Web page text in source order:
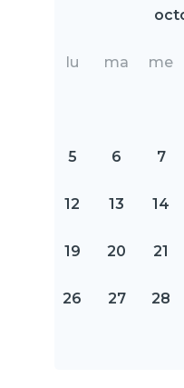
lu ma me
5 6 7
12 13 14
19 20 21
26 27 28